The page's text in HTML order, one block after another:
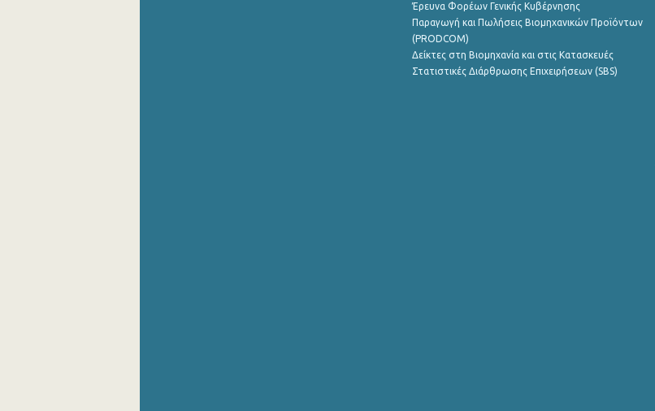
Έρευνα Φορέων Γενικής Κυβέρνησης
Παραγωγή και Πωλήσεις Βιομηχανικών Προϊόντων
(PRODCOM)
Δείκτες στη Βιομηχανία και στις Κατασκευές
Στατιστικές Διάρθρωσης Επιχειρήσεων (SBS)